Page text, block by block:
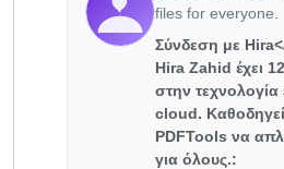
files for everyone.
Σύνδεση με
Hira Zahid έχει
στην
cloud.
PDFTools να
για όλους.: